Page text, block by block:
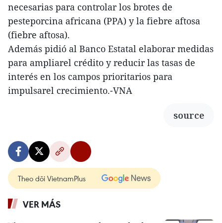
necesarias para controlar los brotes de
pesteporcina africana (PPA) y la fiebre aftosa
(fiebre aftosa).
Además pidió al Banco Estatal elaborar medidas
para ampliarel crédito y reducir las tasas de
interés en los campos prioritarios para
impulsarel crecimiento.-VNA
source
Theo dõi VietnamPlus
VER MÁS